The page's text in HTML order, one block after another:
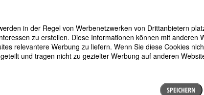
Cty Kildare
Waterford
Campbell
Sozialistin
in der Regel von Werbenetzwerken von Drittanbietern
zu erstellen. Diese Informationen können mit
relevantere Werbung zu liefern. Wenn Sie diese Cookies
und tragen nicht zu gezielter Werbung auf anderen
SPEICHERN